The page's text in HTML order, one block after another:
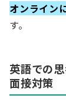
オンライン
す。
英語での
面接対策